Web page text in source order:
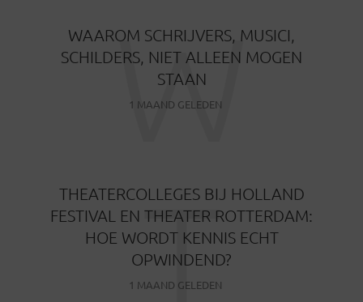
WAAROM SCHRIJVERS, MUSICI,
SCHILDERS, NIET ALLEEN MOGEN
STAAN
1 MAAND GELEDEN
W
THEATERCOLLEGES BIJ HOLLAND
FESTIVAL EN THEATER ROTTERDAM:
HOE WORDT KENNIS ECHT
OPWINDEND?
1 MAAND GELEDEN
T